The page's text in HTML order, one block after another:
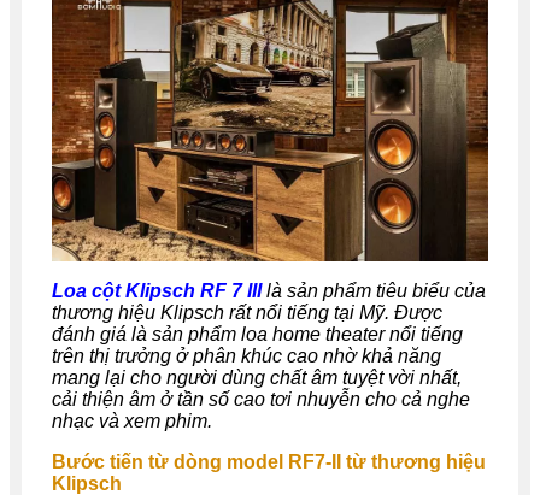
Loa cột Klipsch RF 7 IIIlà sản phẩm tiêu biểu của
thương hiệu Klipsch rất nổi tiếng tại Mỹ. Được
đánh giá là sản phẩm loa home theater nổi tiếng
trên thị trưởng ở phân khúc cao nhờ khả năng
mang lại cho người dùng chất âm tuyệt vời nhất,
cải thiện âm ở tần số cao tơi nhuyễn cho cả nghe
nhạc và xem phim.
Bước tiến từ dòng model RF7-II từ thương hiệu
Klipsch